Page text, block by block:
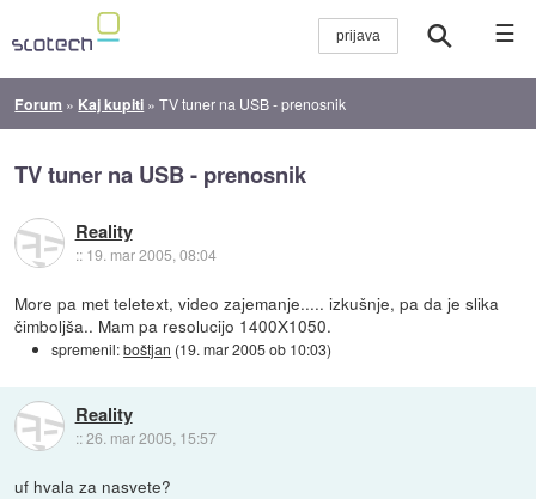
☰
Forum » Kaj kupiti »TV tuner na USB - prenosnik
TV tuner na USB - prenosnik
Reality
:: 19. mar 2005, 08:04
More pa met teletext, video zajemanje..... izkušnje, pa da je slika
čimboljša.. Mam pa resolucijo 1400X1050.
spremenil:boštjan (19. mar 2005 ob 10:03)
Reality
::26. mar 2005, 15:57
uf hvala za nasvete?